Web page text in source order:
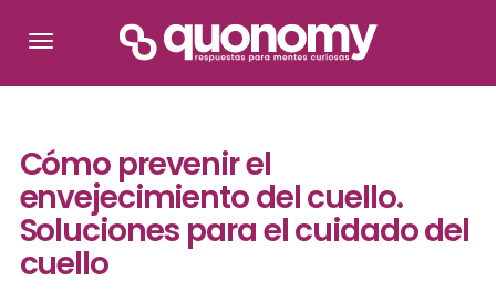
Cómo prevenir el
envejecimiento del cuello.
Soluciones para el cuidado del
cuello